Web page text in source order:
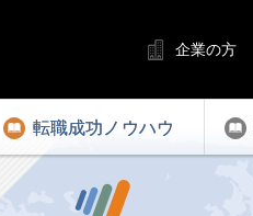
企業の方
転職成功ノウハウ